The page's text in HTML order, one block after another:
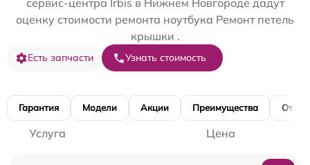
сервис-центра Irbis в Нижнем Новгороде дадут
оценку стоимости ремонта ноутбука Ремонт петель
крышки .
Есть запчасти Узнать стоимость
Гарантия Модели Акции Преимущества
Услуга Цена